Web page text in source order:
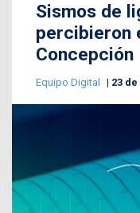
Sismos de
percibieron
Concepción
Equipo Digital 23